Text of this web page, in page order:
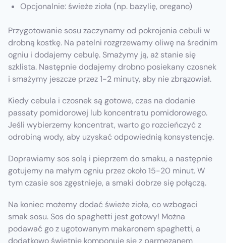
Opcjonalnie: świeże zioła (np. bazylię, oregano)
Przygotowanie sosu zaczynamy od pokrojenia cebuli w
drobną kostkę. Na patelni rozgrzewamy oliwę na średnim
ogniu i dodajemy cebulę. Smażymy ją, aż stanie się
szklista. Następnie dodajemy drobno posiekany czosnek
i smażymy jeszcze przez 1-2 minuty, aby nie zbrązowiał.
Kiedy cebula i czosnek są gotowe, czas na dodanie
passaty pomidorowej lub koncentratu pomidorowego.
Jeśli wybierzemy koncentrat, warto go rozcieńczyć z
odrobiną wody, aby uzyskać odpowiednią konsystencję.
Doprawiamy sos solą i pieprzem do smaku, a następnie
gotujemy na małym ogniu przez około 15-20 minut. W
tym czasie sos zgęstnieje, a smaki dobrze się połączą.
Na koniec możemy dodać świeże zioła, co wzbogaci
smak sosu. Sos do spaghetti jest gotowy! Można
podawać go z ugotowanym makaronem spaghetti, a
dodatkowo świetnie komponuje się z parmezanem